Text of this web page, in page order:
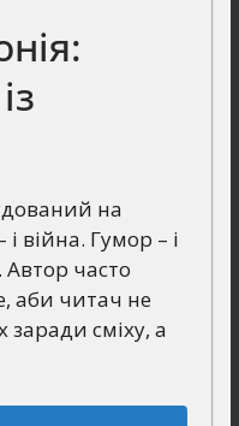
на
війна. Гумор – і
Автор часто
аби читач не
заради сміху, а